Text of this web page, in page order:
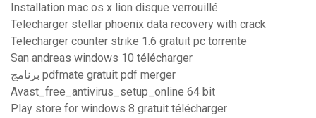
Installation mac os x lion disque verrouillé
Telecharger stellar phoenix data recovery with crack
Telecharger counter strike 1.6 gratuit pc torrente
San andreas windows 10 télécharger
برنامج pdfmate gratuit pdf merger
Avast_free_antivirus_setup_online 64 bit
Play store for windows 8 gratuit télécharger